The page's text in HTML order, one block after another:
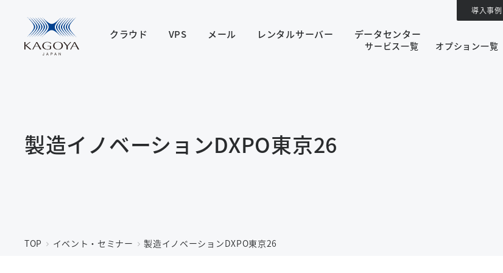
製造イノベーションDXPO東京26
TOP イベント・セミナー 製造イノベーションDXPO東京26
クラウド VPS メール レンタルサーバー データセンター
導入事例
サービス一覧 オプション一覧